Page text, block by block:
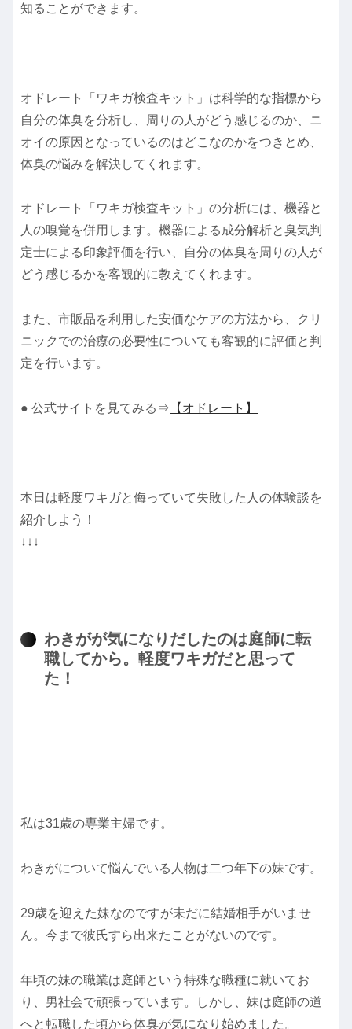
知ることができます。
オドレート「ワキガ検査キット」は科学的な指標から
自分の体臭を分析し、周りの人がどう感じるのか、ニ
オイの原因となっているのはどこなのかをつきとめ、
体臭の悩みを解決してくれます。
オドレート「ワキガ検査キット」の分析には、機器と
人の嗅覚を併用します。機器による成分解析と臭気判
定士による印象評価を行い、自分の体臭を周りの人が
どう感じるかを客観的に教えてくれます。
また、市販品を利用した安価なケアの方法から、クリ
ニックでの治療の必要性についても客観的に評価と判
定を行います。
● 公式サイトを見てみる⇒ 【オドレート】
本日は軽度ワキガと侮っていて失敗した人の体験談を
紹介しよう！
↓↓↓
わきがが気になりだしたのは庭師に転
職してから。軽度ワキガだと思って
た！
私は31歳の専業主婦です。
わきがについて悩んでいる人物は二つ年下の妹です。
29歳を迎えた妹なのですが未だに結婚相手がいませ
ん。今まで彼氏すら出来たことがないのです。
年頃の妹の職業は庭師という特殊な職種に就いてお
り、男社会で頑張っています。しかし、妹は庭師の道
へと転職した頃から体臭が気になり始めました。